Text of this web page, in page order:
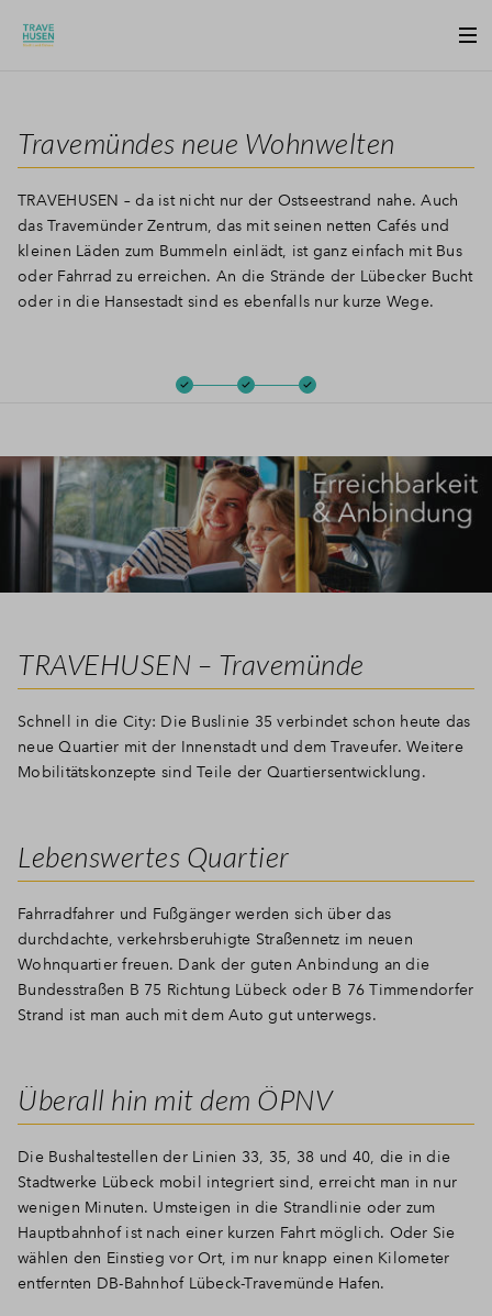
Travemündes neue Wohnwelten
TRAVEHUSEN – da ist nicht nur der Ostseestrand nahe. Auch
das Travemünder Zentrum, das mit seinen netten Cafés und
kleinen Läden zum Bummeln einlädt, ist ganz einfach mit Bus
oder Fahrrad zu erreichen. An die Strände der Lübecker Bucht
oder in die Hansestadt sind es ebenfalls nur kurze Wege.
TRAVEHUSEN – Travemünde
Schnell in die City: Die Buslinie 35 verbindet schon heute das
neue Quartier mit der Innenstadt und dem Traveufer. Weitere
Mobilitätskonzepte sind Teile der Quartiersentwicklung.
Lebenswertes Quartier
Fahrradfahrer und Fußgänger werden sich über das
durchdachte, verkehrsberuhigte Straßennetz im neuen
Wohnquartier freuen. Dank der guten Anbindung an die
Bundesstraßen B 75 Richtung Lübeck oder B 76 Timmendorfer
Strand ist man auch mit dem Auto gut unterwegs.
Überall hin mit dem ÖPNV
Die Bushaltestellen der Linien 33, 35, 38 und 40, die in die
Stadtwerke Lübeck mobil integriert sind, erreicht man in nur
wenigen Minuten. Umsteigen in die Strandlinie oder zum
Hauptbahnhof ist nach einer kurzen Fahrt möglich. Oder Sie
wählen den Einstieg vor Ort, im nur knapp einen Kilometer
entfernten DB-Bahnhof Lübeck-Travemünde Hafen.